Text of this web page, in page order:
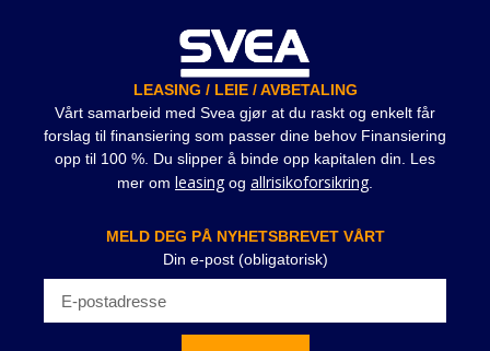
LEASING / LEIE / AVBETALING
Vårt samarbeid med Svea gjør at du raskt og enkelt får
forslag til finansiering som passer dine behov Finansiering
opp til 100 %. Du slipper å binde opp kapitalen din. Les
mer om leasingog allrisikoforsikring.
MELD DEG PÅ NYHETSBREVET VÅRT
Din e-post (obligatorisk)